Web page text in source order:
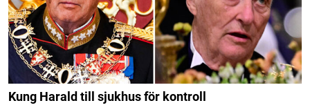
Kung Harald till sjukhus för kontroll